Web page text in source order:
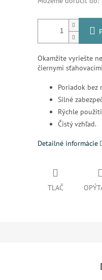
Okamžite vyriešte
čiernymi
Poriadok bez
Silné
Rýchle
Čistý vzhľad.
Detailné informácie
TLAČ